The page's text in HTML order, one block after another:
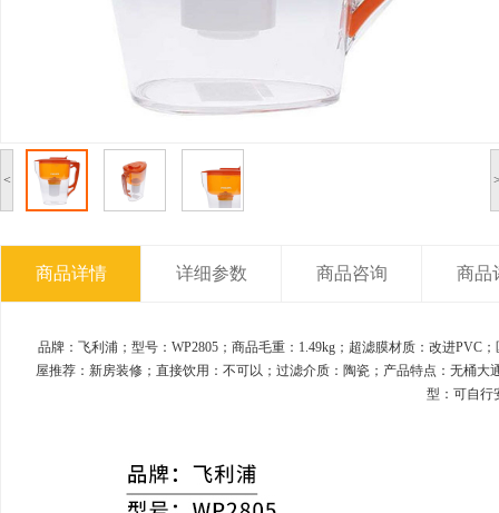
<
商品详情 详细参数 商品咨询 商品
品牌：飞利浦；型号：WP2805；商品毛重：1.49kg；超滤膜材质：改进
屋推荐：新房装修；直接饮用：不可以；过滤介质：陶瓷；产品特点：无桶
型：可自行